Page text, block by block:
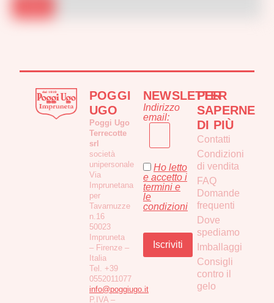
POGGI
UGO
Poggi Ugo
Terrecotte
srl
società
unipersonale
Via
Imprunetana
per
Tavarnuzze
n.16
50023
Impruneta
– Firenze –
Italia
Tel. +39
0552011077
info@poggiugo.it
P.IVA –
NEWSLETTER
Indirizzo
email:
Ho letto
e accetto i
termini e
le
condizioni
PER
SAPERNE
DI PIÙ
Contatti
Condizioni
di vendita
FAQ
Domande
frequenti
Dove
spediamo
Imballaggi
Consigli
contro il
gelo